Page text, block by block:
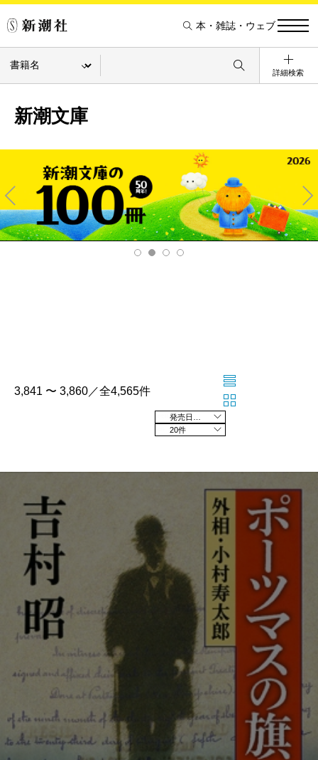
本・雑誌・ウェブ
詳細検索
新潮文庫
Pre
v
Ne
xt
3,841 〜 3,860／全4,565件
20件